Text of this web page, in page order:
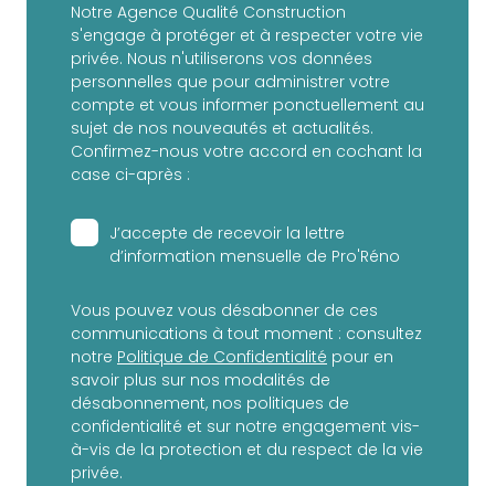
Notre Agence Qualité Construction
s'engage à protéger et à respecter votre vie
privée. Nous n'utiliserons vos données
personnelles que pour administrer votre
compte et vous informer ponctuellement au
sujet de nos nouveautés et actualités.
Confirmez-nous votre accord en cochant la
case ci-après :
J’accepte de recevoir la lettre
d’information mensuelle de Pro'Réno
Vous pouvez vous désabonner de ces
communications à tout moment : consultez
notre Politique de Confidentialité pour en
savoir plus sur nos modalités de
désabonnement, nos politiques de
confidentialité et sur notre engagement vis-
à-vis de la protection et du respect de la vie
privée.